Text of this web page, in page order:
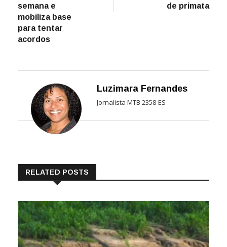
semana e
mobiliza base
para tentar
acordos
de primata
Luzimara Fernandes
Jornalista MTB 2358-ES
RELATED POSTS